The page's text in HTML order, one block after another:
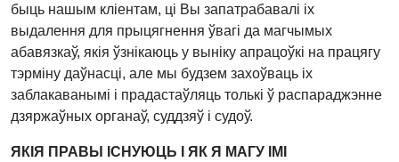
быць нашым кліентам, ці Вы запатрабавалі іх
выдалення для прыцягнення ўвагі да магчымых
абавязкаў, якія ўзнікаюць у выніку апрацоўкі на працягу
тэрміну даўнасці, але мы будзем захоўваць іх
заблакаванымі і прадастаўляць толькі ў распараджэнне
дзяржаўных органаў, суддзяў і судоў.
ЯКІЯ ПРАВЫ ІСНУЮЦЬ І ЯК Я МАГУ ІМІ